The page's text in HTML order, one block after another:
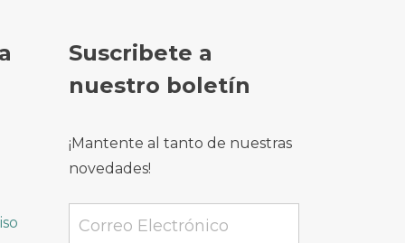
Suscribete a
nuestro boletín
¡Mantente al tanto de nuestras
novedades!